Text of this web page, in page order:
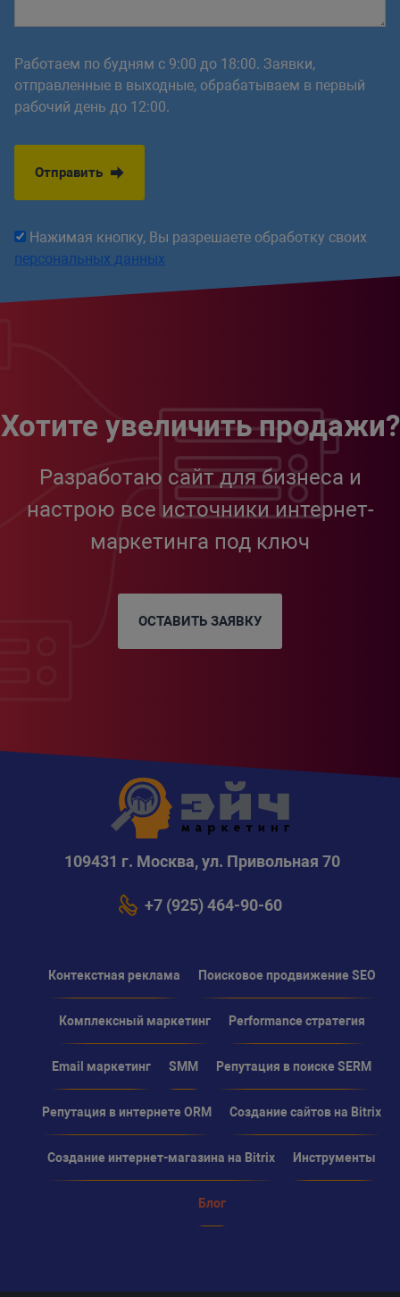
Работаем по будням с 9:00 до 18:00. Заявки,
отправленные в выходные, обрабатываем в первый
рабочий день до 12:00.
Отправить
Нажимая кнопку, Вы разрешаете обработку своих
персональных данных
Хотите увеличить продажи?
Разработаю сайт для бизнеса и
настрою все источники интернет-
маркетинга под ключ
ОСТАВИТЬ ЗАЯВКУ
109431 г. Москва, ул. Привольная 70
+7 (925) 464-90-60
Контекстная реклама Поисковое продвижение SEO
Комплексный маркетинг Performance стратегия
Email маркетинг SMM Репутация в поиске SERM
Репутация в интернете ORM Создание сайтов на Bitrix
Создание интернет-магазина на Bitrix Инструменты
Блог